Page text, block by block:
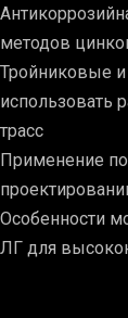
методов
Тройниковые и
использовать
трасс
Применение
Особенности
ЛГ для